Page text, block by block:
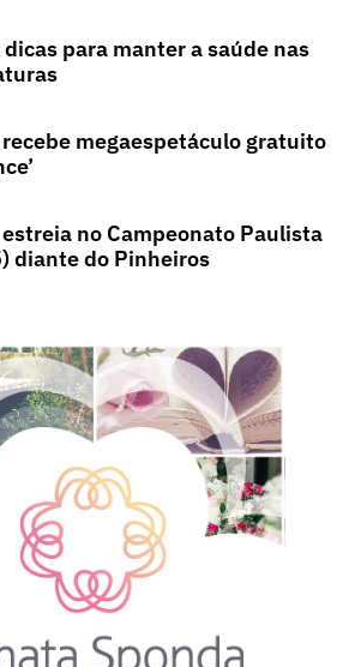
para manter a saúde nas
megaespetáculo gratuito
no Campeonato Paulista
diante do Pinheiros